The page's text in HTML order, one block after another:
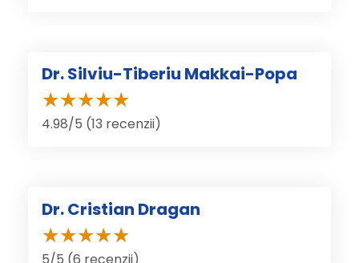
Dr. Silviu-Tiberiu Makkai-Popa
4.98/5 (13 recenzii)
Dr. Cristian Dragan
5/5 (6 recenzii)